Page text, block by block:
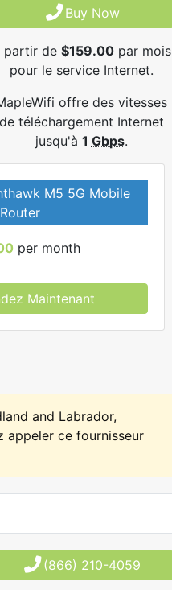
Buy Now
partir de$159.00 par mois
pour le service Internet.
offre des vitesses
de téléchargement Internet
jusqu'à 1 Gbps.
M5 5G Mobile
Router
per month
Maintenant
and Labrador,
appeler ce fournisseur
(866) 210-4059